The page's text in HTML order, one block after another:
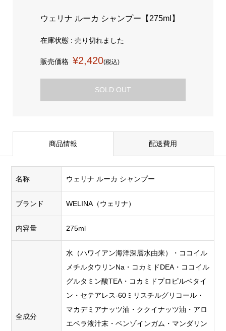
ウェリナ ルーカ シャンプー【275ml】
在庫状態 : 売り切れました
販売価格 ¥2,420(税込)
SOLD OUT
商品情報 配送費用
名称 ウェリナ ルーカ シャンプー
ブランド WELINA（ウェリナ）
内容量 275ml
全成分
水（ハワイアン海洋深層水由来）・ココイル
メチルタウリンNa・コカミドDEA・ココイル
グルタミン酸TEA・コカミドプロピルベタイ
ン・セテアレス-60ミリスチルグリコール・
マカデミアナッツ油・ククイナッツ油・アロ
エベラ液汁末・ベンゾインガム・マンダリン